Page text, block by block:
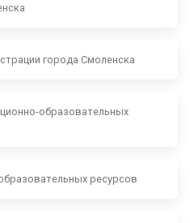
города Смоленска
образовательных
ресурсов